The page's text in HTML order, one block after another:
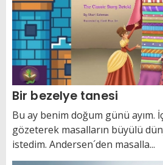
Bir bezelye tanesi
Bu ay benim doğum günü ayım.
gözeterek masalların büyülü
istedim. Andersen´den masalla...